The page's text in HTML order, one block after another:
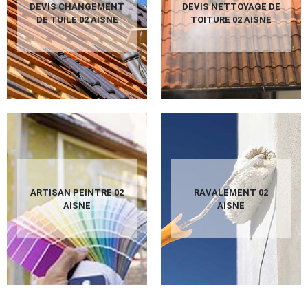
DEVIS CHANGEMENT
DE TUILE 02 AISNE
DEVIS NETTOYAGE DE
TOITURE 02 AISNE
ARTISAN PEINTRE 02
AISNE
RAVALEMENT 02
AISNE